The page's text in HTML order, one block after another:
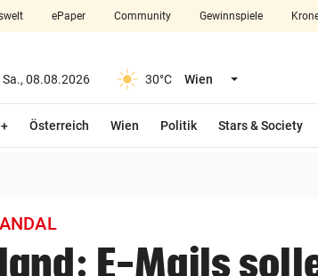
closeSchließen
arrow_right
ePaper Community Gewinnspiele
aufklappen
Sa., 08.08.2026 30°C Wien Menü
Österreich Wien Politik Stars & Society
E-Mails